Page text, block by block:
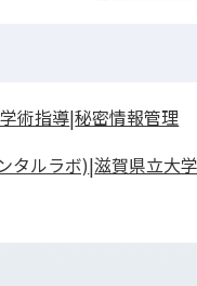
術指導|秘密情報管理
タルラボ)|滋賀県立大